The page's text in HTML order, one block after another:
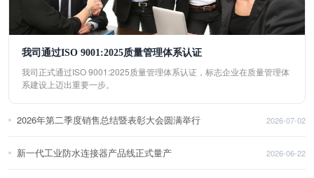
我司通过ISO 9001:2025质量管理体系认证
我司正式通过ISO 9001:2025质量管理体系认证，标志企业在质量管理体
系建设上迈出重要一步。
2026年第二季度销售总结暨表彰大会圆满举行 2026-07-02
新一代工业防水连接器产品线正式量产 2026-06-22